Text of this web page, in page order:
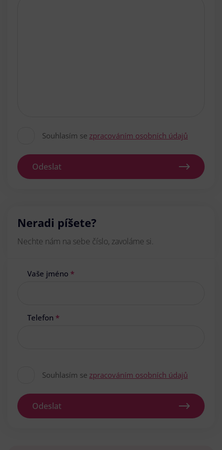
Souhlasím se zpracováním osobních údajů
Odeslat
Neradi píšete?
Nechte nám na sebe číslo, zavoláme si.
Vaše jméno *
Telefon *
Souhlasím se zpracováním osobních údajů
Odeslat